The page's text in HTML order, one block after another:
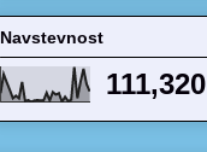
Navstevnost
111,320